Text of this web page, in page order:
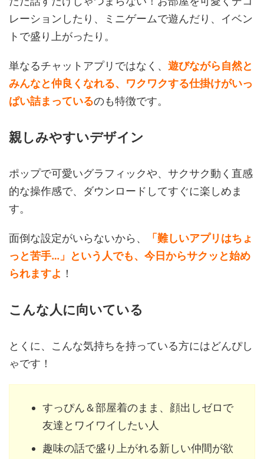
レーションしたり、ミニゲームで遊んだり、イベン
トで盛り上がったり。
単なるチャットアプリではなく、 遊びながら自然と
みんなと仲良くなれる、ワクワクする仕掛けがいっ
ぱい詰まっているのも特徴です。
親しみやすいデザイン
ポップで可愛いグラフィックや、サクサク動く直感
的な操作感で、ダウンロードしてすぐに楽しめま
す。
面倒な設定がいらないから、
「難しいアプリはちょ
っと苦手…」という人でも、今日からサクッと始め
られますよ ！
こんな人に向いている
とくに、こんな気持ちを持っている方にはどんぴし
ゃです！
すっぴん＆部屋着のまま、顔出しゼロで
友達とワイワイしたい人
趣味の話で盛り上がれる新しい仲間が欲